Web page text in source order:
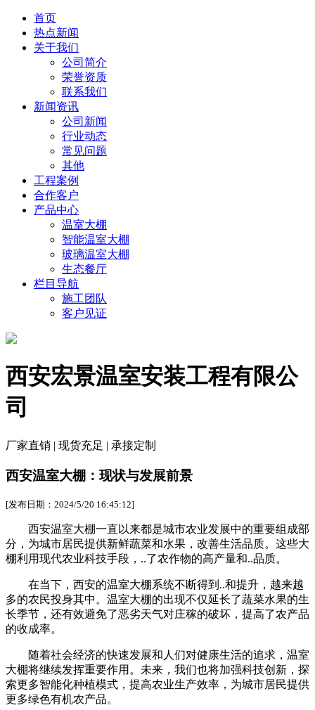
首页
热点新闻
关于我们
公司简介
荣誉资质
联系我们
新闻资讯
公司新闻
行业动态
常见问题
其他
工程案例
合作客户
产品中心
温室大棚
智能温室大棚
玻璃温室大棚
生态餐厅
栏目导航
施工团队
客户见证
西安宏景温室安装工程有限公
司
厂家直销 | 现货充足 | 承接定制
西安温室大棚：现状与发展前景
[发布日期：2024/5/20 16:45:12]
西安温室大棚一直以来都是城市农业发展中的重要组成部
分，为城市居民提供新鲜蔬菜和水果，改善生活品质。这些大
棚利用现代农业科技手段，..了农作物的高产量和..品质。
在当下，西安的温室大棚系统不断得到..和提升，越来越
多的农民投身其中。温室大棚的出现不仅延长了蔬菜水果的生
长季节，还有效避免了恶劣天气对庄稼的破坏，提高了农产品
的收成率。
随着社会经济的快速发展和人们对健康生活的追求，温室
大棚将继续发挥重要作用。未来，我们也将加强科技创新，探
索更多智能化种植模式，提高农业生产效率，为城市居民提供
更多绿色有机农产品。